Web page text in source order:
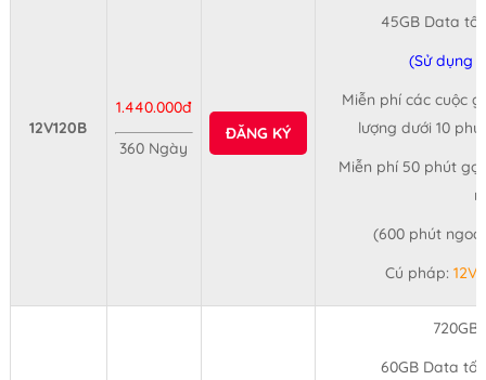
12V120B
1.440.000đ
360 Ngày
ĐĂNG KÝ
45GB Data
(Sử dụng
Miễn phí các cuộc
lượng dưới 10
Miễn phí 50 phút
(600 phút
Cú pháp:
60GB Data